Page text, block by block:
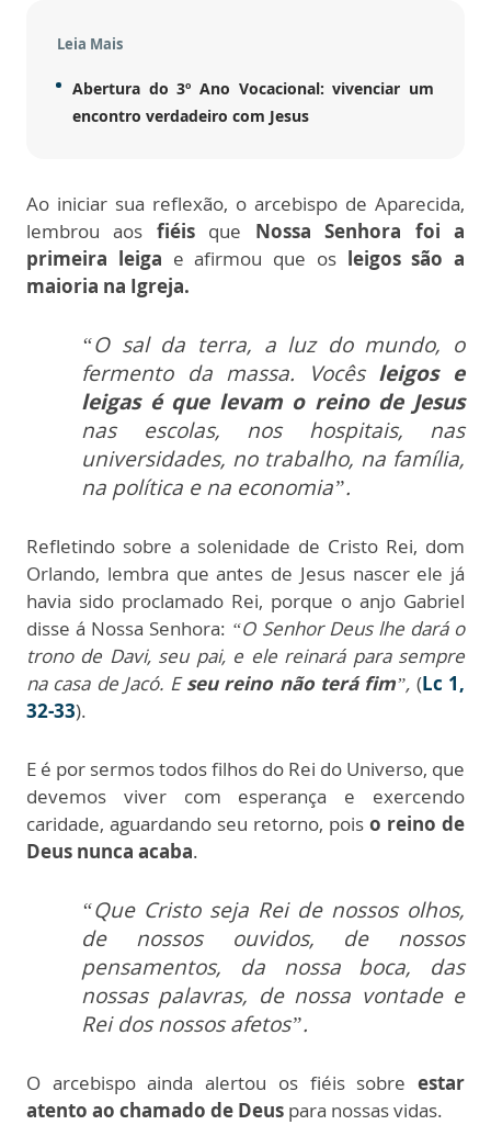
Leia Mais
Abertura do 3º Ano Vocacional: vivenciar um
encontro verdadeiro com Jesus
Ao iniciar sua reflexão, o arcebispo de Aparecida,
lembrou aos fiéisque Nossa Senhora foi a
primeira leiga e afirmou que os leigos são a
maioria na Igreja.
“O sal da terra, a luz do mundo, o
fermento da massa. Vocês leigos e
leigas é que levam o reino de Jesus
nas escolas, nos hospitais, nas
universidades, no trabalho, na família,
na política e na economia”.
Refletindo sobre a solenidade de Cristo Rei, dom
Orlando, lembra que antes de Jesus nascer ele já
havia sido proclamado Rei, porque o anjo Gabriel
disse á Nossa Senhora: “O Senhor Deus lhe dará o
trono de Davi, seu pai, e ele reinará para sempre
na casa de Jacó. Eseu reino não terá fim”, (Lc 1,
32-33).
E é por sermos todos filhos do Rei do Universo, que
devemos viver com esperança e exercendo
caridade, aguardando seu retorno, pois o reino de
Deus nunca acaba.
“Que Cristo seja Rei de nossos olhos,
de nossos ouvidos, de nossos
pensamentos, da nossa boca, das
nossas palavras, de nossa vontade e
Rei dos nossos afetos”.
O arcebispo ainda alertou os fiéis sobre estar
atento ao chamado de Deus para nossas vidas.